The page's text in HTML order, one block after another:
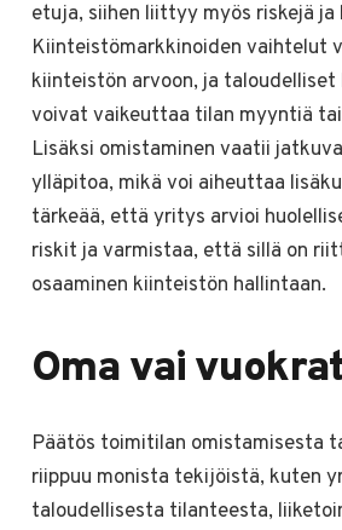
etuja, siihen liittyy myös riskejä ja
Kiinteistömarkkinoiden vaihtelut
kiinteistön arvoon, ja
voivat vaikeuttaa tilan myyntiä
Lisäksi omistaminen vaatii
ylläpitoa, mikä voi aiheuttaa
tärkeää, että yritys arvioi
riskit ja varmistaa, että sillä on
osaaminen kiinteistön hallintaan.
Oma vai
Päätös toimitilan omistamisesta
riippuu monista tekijöistä, kuten
taloudellisesta tilanteesta,